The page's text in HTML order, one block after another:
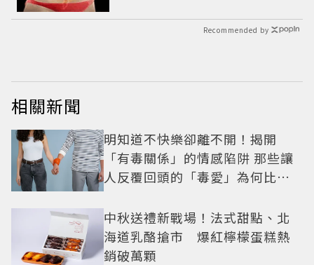
Recommended by
相關新聞
明知道不快樂卻離不開！揭開
「有毒關係」的情感陷阱 那些讓
人反覆回頭的「毒愛」為何比菸
中秋送禮新戰場！法式甜點、北
海道乳酪搶市 爆紅檸檬蛋糕熱
銷破萬顆